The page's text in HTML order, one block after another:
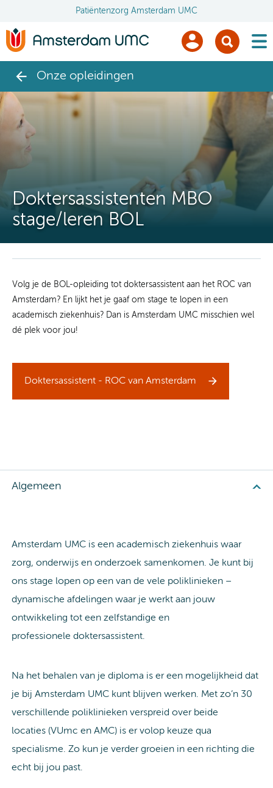
Patiëntenzorg Amsterdam UMC
Onze opleidingen
Doktersassistenten MBO
stage/leren BOL
Volg je de BOL-opleiding tot doktersassistent aan het ROC van
Amsterdam? En lijkt het je gaaf om stage te lopen in een
academisch ziekenhuis? Dan is Amsterdam UMC misschien wel
dé plek voor jou!
Doktersassistent - ROC van Amsterdam
Algemeen
Amsterdam UMC is een academisch ziekenhuis waar
zorg, onderwijs en onderzoek samenkomen. Je kunt bij
ons stage lopen op een van de vele poliklinieken –
dynamische afdelingen waar je werkt aan jouw
ontwikkeling tot een zelfstandige en
professionele doktersassistent.
Na het behalen van je diploma is er een mogelijkheid dat
je bij Amsterdam UMC kunt blijven werken. Met zo’n 30
verschillende poliklinieken verspreid over beide
locaties (VUmc en AMC) is er volop keuze qua
specialisme. Zo kun je verder groeien in een richting die
echt bij jou past.